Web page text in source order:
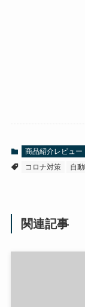
商品紹介レビュー
コロナ対策
自
関連記事